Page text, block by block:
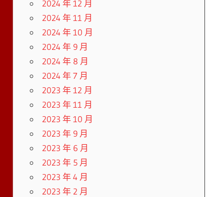
2024 年 12 月
2024 年 11 月
2024 年 10 月
2024 年 9 月
2024 年 8 月
2024 年 7 月
2023 年 12 月
2023 年 11 月
2023 年 10 月
2023 年 9 月
2023 年 6 月
2023 年 5 月
2023 年 4 月
2023 年 2 月